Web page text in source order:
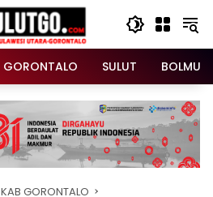
GORONTALO SULUT BOLMUT
KAB GORONTALO